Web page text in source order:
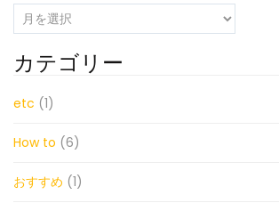
ー
カ
イ
ブ
カテゴリー
etc (1)
How to (6)
おすすめ (1)